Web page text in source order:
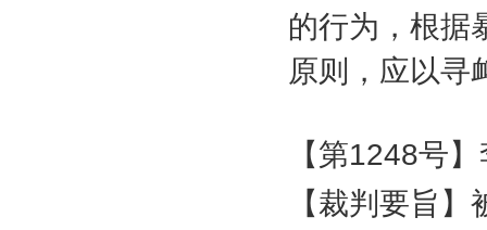
的行为，根据
原则，应以寻
【第1248号】
【裁判要旨